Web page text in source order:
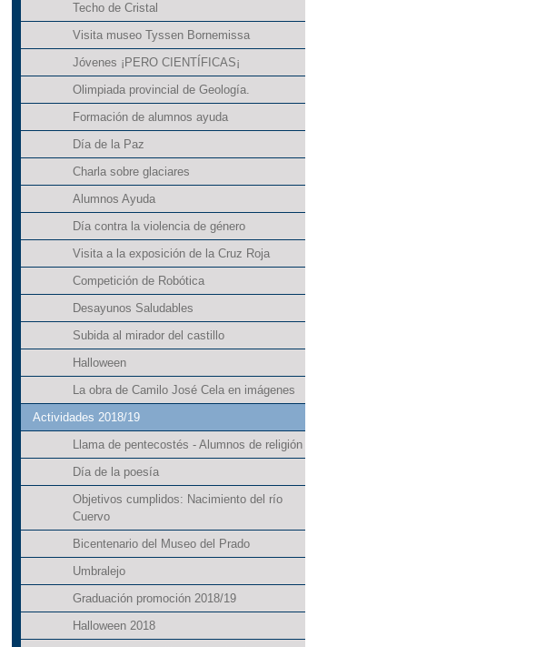
Techo de Cristal
Visita museo Tyssen Bornemissa
Jóvenes ¡PERO CIENTÍFICAS¡
Olimpiada provincial de Geología.
Formación de alumnos ayuda
Día de la Paz
Charla sobre glaciares
Alumnos Ayuda
Día contra la violencia de género
Visita a la exposición de la Cruz Roja
Competición de Robótica
Desayunos Saludables
Subida al mirador del castillo
Halloween
La obra de Camilo José Cela en imágenes
Actividades 2018/19
Llama de pentecostés - Alumnos de religión
Día de la poesía
Objetivos cumplidos: Nacimiento del río
Cuervo
Bicentenario del Museo del Prado
Umbralejo
Graduación promoción 2018/19
Halloween 2018